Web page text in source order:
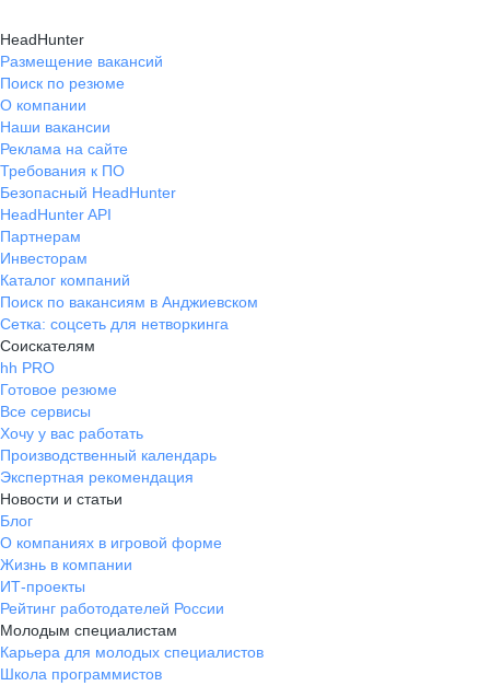
HeadHunter
Размещение вакансий
Поиск по резюме
О компании
Наши вакансии
Реклама на сайте
Требования к ПО
Безопасный HeadHunter
HeadHunter API
Партнерам
Инвесторам
Каталог компаний
Поиск по вакансиям в Анджиевском
Сетка: соцсеть для нетворкинга
Соискателям
hh PRO
Готовое резюме
Все сервисы
Хочу у вас работать
Производственный календарь
Экспертная рекомендация
Новости и статьи
Блог
О компаниях в игровой форме
Жизнь в компании
ИТ-проекты
Рейтинг работодателей России
Молодым специалистам
Карьера для молодых специалистов
Школа программистов